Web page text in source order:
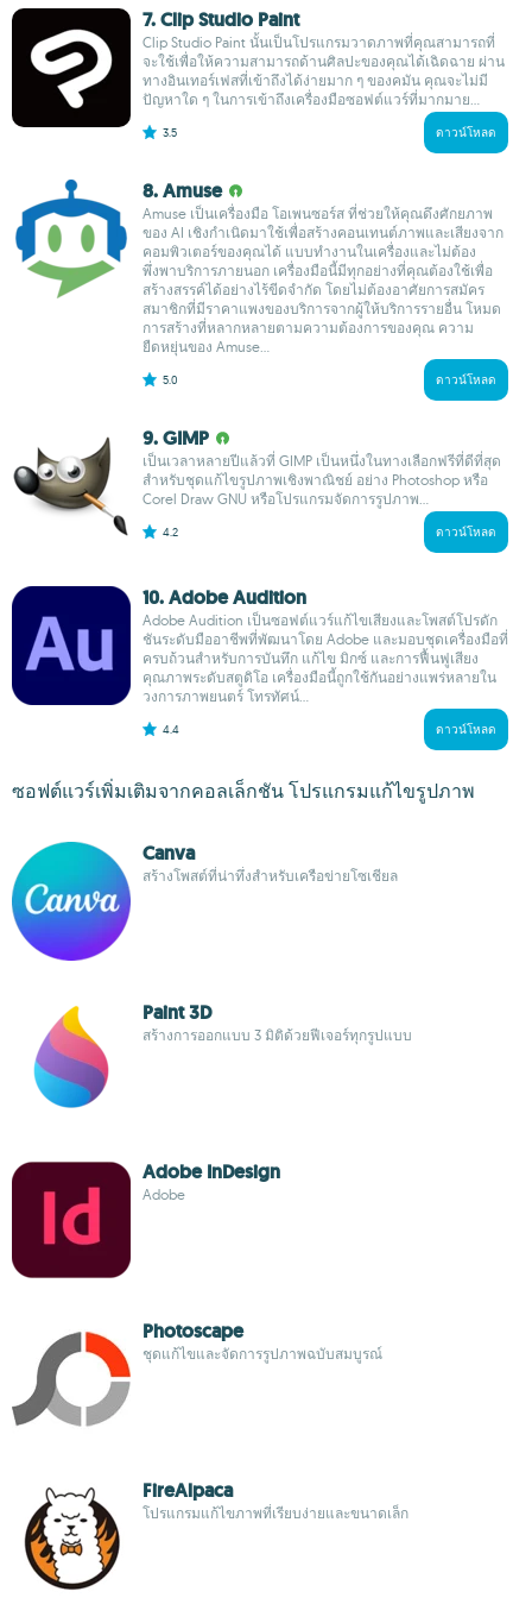
7. Clip Studio Paint
Clip Studio Paint นั้นเป็นโปรแกรมวาดภาพที่คุณสามารถที่
จะใช้เพื่อให้ความสามารถด้านศิลปะของคุณได้เฉิดฉาย ผ่าน
ทางอินเทอร์เฟสที่เข้าถึงได้ง่ายมาก ๆ ของคมัน คุณจะไม่มี
ปัญหาใด ๆ ในการเข้าถึงเครื่องมือซอฟต์แวร์ที่มากมาย...
3.5 ดาวน์โหลด
8. Amuse
Amuse เป็นเครื่องมือ โอเพนซอร์ส ที่ช่วยให้คุณดึงศักยภาพ
ของ AI เชิงกำเนิดมาใช้เพื่อสร้างคอนเทนต์ภาพและเสียงจาก
คอมพิวเตอร์ของคุณได้ แบบทำงานในเครื่องและไม่ต้อง
พึ่งพาบริการภายนอก เครื่องมือนี้มีทุกอย่างที่คุณต้องใช้เพื่อ
สร้างสรรค์ได้อย่างไร้ขีดจำกัด โดยไม่ต้องอาศัยการสมัคร
สมาชิกที่มีราคาแพงของบริการจากผู้ให้บริการรายอื่น โหมด
การสร้างที่หลากหลายตามความต้องการของคุณ ความ
ยืดหยุ่นของ Amuse...
5.0 ดาวน์โหลด
9. GIMP
เป็นเวลาหลายปีแล้วที่ GIMP เป็นหนึ่งในทางเลือกฟรีที่ดีที่สุด
สำหรับชุดแก้ไขรูปภาพเชิงพาณิชย์ อย่าง Photoshop หรือ
Corel Draw GNU หรือโปรแกรมจัดการรูปภาพ...
4.2 ดาวน์โหลด
10. Adobe Audition
Adobe Audition เป็นซอฟต์แวร์แก้ไขเสียงและโพสต์โปรดัก
ชันระดับมืออาชีพที่พัฒนาโดย Adobe และมอบชุดเครื่องมือที่
ครบถ้วนสำหรับการบันทึก แก้ไข มิกซ์ และการฟื้นฟูเสียง
คุณภาพระดับสตูดิโอ เครื่องมือนี้ถูกใช้กันอย่างแพร่หลายใน
วงการภาพยนตร์ โทรทัศน์...
4.4 ดาวน์โหลด
ซอฟต์แวร์เพิ่มเติมจากคอลเล็กชัน โปรแกรมแก้ไขรูปภาพ
Canva
สร้างโพสต์ที่น่าทึ่งสำหรับเครือข่ายโซเชียล
Paint 3D
สร้างการออกแบบ 3 มิติด้วยฟีเจอร์ทุกรูปแบบ
Adobe InDesign
Adobe
Photoscape
ชุดแก้ไขและจัดการรูปภาพฉบับสมบูรณ์
FireAlpaca
โปรแกรมแก้ไขภาพที่เรียบง่ายและขนาดเล็ก